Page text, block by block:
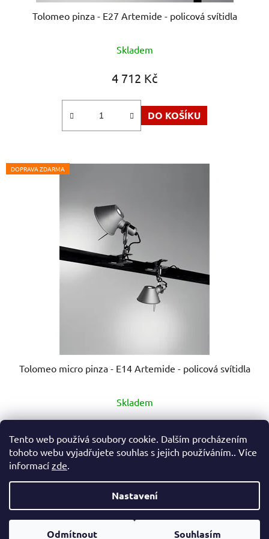
Tento web používá soubory cookie. Dalším procházením
tohoto webu vyjadřujete souhlas s jejich používáním.. Více
informací zde.
Nastavení
Odmítnout Souhlasím
Tolomeo pinza - E27 Artemide - policová svítidla
hodnocení
produktu
5,0
Skladem
4 712 Kč
DO KOŠÍKU
DOPRAVA ZDARMA
Tolomeo micro pinza - E14 Artemide - policová svítidla
hodnocení
produktu
je
5,0
Skladem
Vytvořil Shoptet
Copyright 2026
. Všechna práva